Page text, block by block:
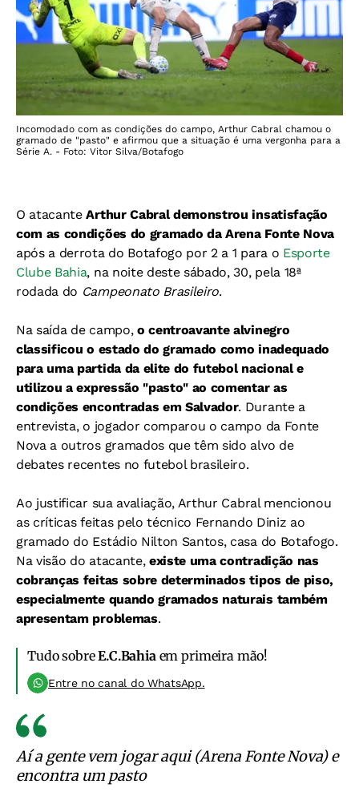
Incomodado com as condições do campo, Arthur Cabral chamou o
gramado de "pasto" e afirmou que a situação é uma vergonha para a
Série A. - Foto: Vitor Silva/Botafogo
O atacanteArthur Cabral demonstrou insatisfação
com as condições do gramado da Arena Fonte Nova
após a derrota do Botafogo por 2 a 1 para o Esporte
Clube Bahia, na noite deste sábado, 30, pela 18ª
rodada do Campeonato Brasileiro.
Na saída de campo, o centroavante alvinegro
classificou o estado do gramado como inadequado
para uma partida da elite do futebol nacional e
utilizou a expressão "pasto" ao comentar as
condições encontradas em Salvador. Durante a
entrevista, o jogador comparou o campo da Fonte
Nova a outros gramados que têm sido alvo de
debates recentes no futebol brasileiro.
Ao justificar sua avaliação, Arthur Cabral mencionou
as críticas feitas pelo técnico Fernando Diniz ao
gramado do Estádio Nilton Santos, casa do Botafogo.
Na visão do atacante, existe uma contradição nas
cobranças feitas sobre determinados tipos de piso,
especialmente quando gramados naturais também
apresentam problemas.
Tudo sobreE.C.Bahiaem primeira mão!
Entre no canal do WhatsApp.
Aí a gente vem jogar aqui (Arena Fonte Nova) e
encontra um pasto